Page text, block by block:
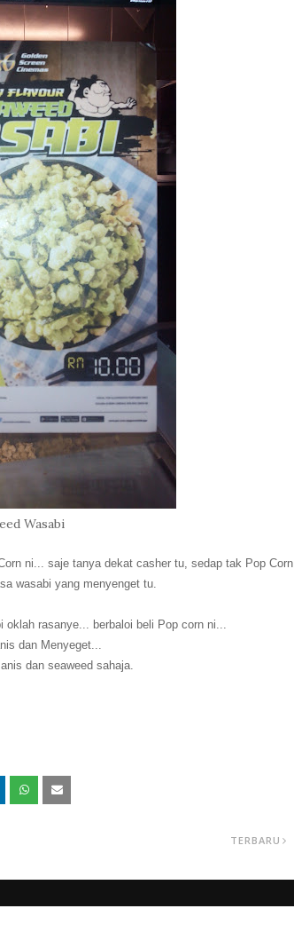
Wasabi
ni... saje tanya dekat casher tu, sedap tak Pop Corn
wasabi yang menyenget tu.
rasanye... berbaloi beli Pop corn ni...
dan Menyeget...
dan seaweed sahaja.
TERBARU